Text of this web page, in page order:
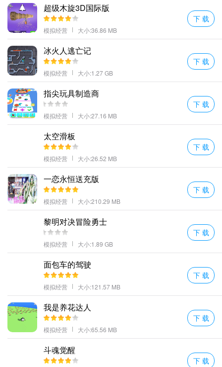
游戏的画面是非常治愈的游戏人物卡通的非常搞笑。
放置厨神介绍
不同的玩家玩法不同不同的烹饪组合效果也大不相同；
完成每一个客户的需求来提升自己的声望。
玩家们需要制作出更多美味的食物来吸引更多的客户从中赚取丰厚
的经济利益。
改变菜单可以吸引更多的客人到你的学院；
放置厨师学院手游最新版下载这款游戏小编本人也下载了游戏中为
玩家准备了许多经营玩法可以带给玩家不一样的游戏体验感兴趣的
放置厨神优势
赚取金币来购买更多的店铺开设连锁店。
获取更多的食材制作更好的菜肴(配料与其他食材相结合所以尽量找
到最好的组合!)
之后服务员将厨师创造的菜肴运送到餐厅并从中获利。
一款非常好玩的模拟经营游戏从一家小小美食店铺发展到富可敌国
的美食大亨开始的时候需要不断
更多好玩的手游，请持续关注顺发游戏网
超级木旋3D国际版
模拟经营 大小:36.86 MB
下 载
冰火人逃亡记
模拟经营 大小:1.27 GB
下 载
指尖玩具制造商
模拟经营 大小:27.16 MB
下 载
太空滑板
模拟经营 大小:26.52 MB
下 载
一恋永恒送充版
模拟经营 大小:210.29 MB
下 载
黎明对决冒险勇士
模拟经营 大小:1.89 GB
下 载
面包车的驾驶
模拟经营 大小:121.57 MB
下 载
我是养花达人
模拟经营 大小:65.56 MB
下 载
斗魂觉醒
下 载